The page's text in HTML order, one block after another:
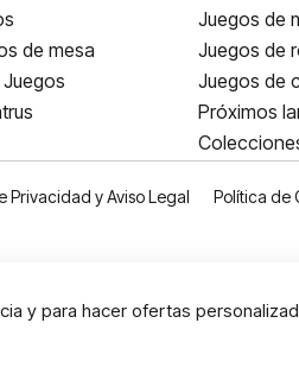
de mesa
Juegos de
Juegos de
Juegos de
Próximos
Privacidad y Aviso Legal Política de
y para hacer ofertas